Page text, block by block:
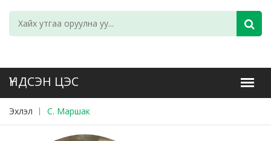
Эхлэл С. Маршак